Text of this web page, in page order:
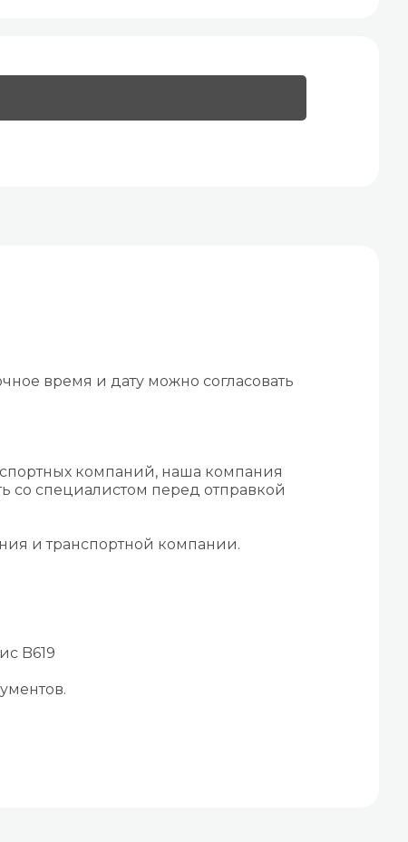
время и дату можно согласовать
компаний, наша компания
со специалистом перед отправкой
и транспортной компании.
B619